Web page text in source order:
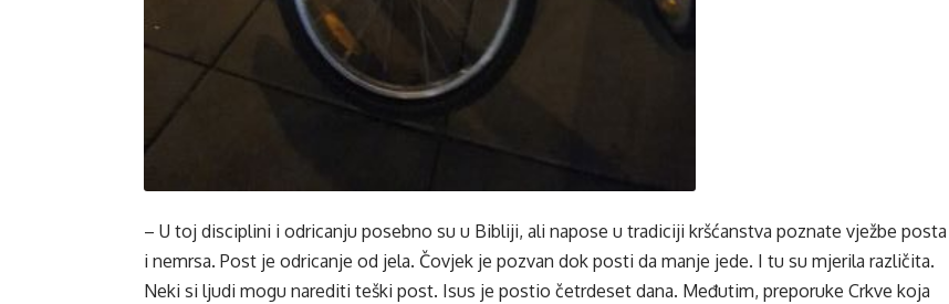
– U toj disciplini i odricanju posebno su u Bibliji, ali napose u tradiciji kršćanstva poznate vježbe posta
i nemrsa. Post je odricanje od jela. Čovjek je pozvan dok posti da manje jede. I tu su mjerila različita.
Neki si ljudi mogu narediti teški post. Isus je postio četrdeset dana. Međutim, preporuke Crkve koja